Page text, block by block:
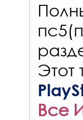
Этот
Все